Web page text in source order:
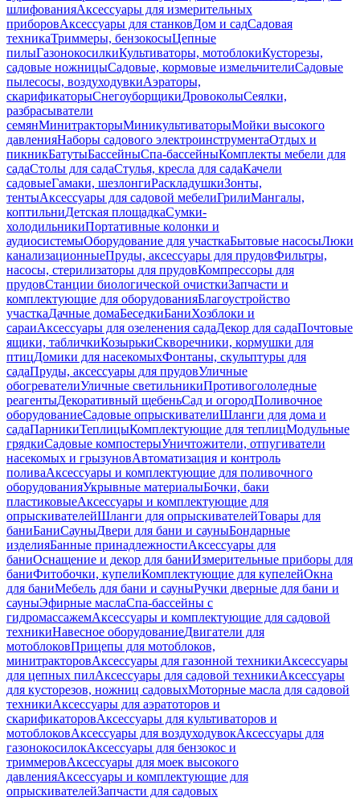
шлифованияАксессуары для измерительных
приборовАксессуары для станковДом и садСадовая
техникаТриммеры, бензокосыЦепные
пилыГазонокосилкиКультиваторы, мотоблокиКусторезы,
садовые ножницыСадовые, кормовые измельчителиСадовые
пылесосы, воздуходувкиАэраторы,
скарификаторыСнегоуборщикиДровоколыСеялки,
разбрасыватели
семянМинитракторыМиникультиваторыМойки высокого
давленияНаборы садового электроинструментаОтдых и
пикникБатутыБассейныСпа-бассейныКомплекты мебели для
садаСтолы для садаСтулья, кресла для садаКачели
садовыеГамаки, шезлонгиРаскладушкиЗонты,
тентыАксессуары для садовой мебелиГрилиМангалы,
коптильниДетская площадкаСумки-
холодильникиПортативные колонки и
аудиосистемыОборудование для участкаБытовые насосыЛюки
канализационныеПруды, аксессуары для прудовФильтры,
насосы, стерилизаторы для прудовКомпрессоры для
прудовСтанции биологической очисткиЗапчасти и
комплектующие для оборудованияБлагоустройство
участкаДачные домаБеседкиБаниХозблоки и
сараиАксессуары для озеленения садаДекор для садаПочтовые
ящики, табличкиКозырькиСкворечники, кормушки для
птицДомики для насекомыхФонтаны, скульптуры для
садаПруды, аксессуары для прудовУличные
обогревателиУличные светильникиПротивогололедные
реагентыДекоративный щебеньСад и огородПоливочное
оборудованиеСадовые опрыскивателиШланги для дома и
садаПарникиТеплицыКомплектующие для теплицМодульные
грядкиСадовые компостерыУничтожители, отпугиватели
насекомых и грызуновАвтоматизация и контроль
поливаАксессуары и комплектующие для поливочного
оборудованияУкрывные материалыБочки, баки
пластиковыеАксессуары и комплектующие для
опрыскивателейШланги для опрыскивателейТовары для
баниБаниСауныДвери для бани и сауныБондарные
изделияБанные принадлежностиАксессуары для
баниОснащение и декор для баниИзмерительные приборы для
баниФитобочки, купелиКомплектующие для купелейОкна
для баниМебель для бани и сауныРучки дверные для бани и
сауныЭфирные маслаСпа-бассейны с
гидромассажемАксессуары и комплектующие для садовой
техникиНавесное оборудованиеДвигатели для
мотоблоковПрицепы для мотоблоков,
минитракторовАксессуары для газонной техникиАксессуары
для цепных пилАксессуары для садовой техникиАксессуары
для кусторезов, ножниц садовыхМоторные масла для садовой
техникиАксессуары для аэратоторов и
скарификаторовАксессуары для культиваторов и
мотоблоковАксессуары для воздуходувокАксессуары для
газонокосилокАксессуары для бензокос и
триммеровАксессуары для моек высокого
давленияАксессуары и комплектующие для
опрыскивателейЗапчасти для садовых